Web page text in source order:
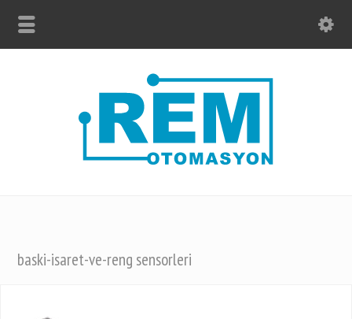
baski-isaret-ve-reng sensorleri